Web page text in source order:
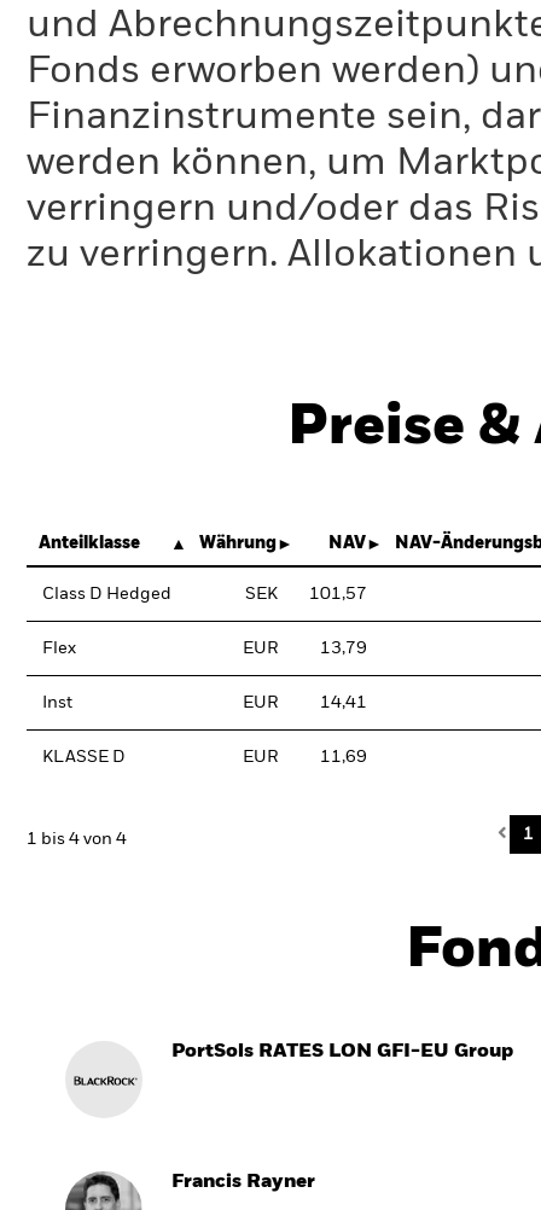
und
Fonds erworben werden)
Finanzinstrumente sein,
werden können, um
verringern und/oder das
zu verringern. Allokationen
Preise
Anteilklasse Währung NAV NAV-
Class D Hedged SEK 101,57
Flex EUR 13,79
Inst EUR 14,41
KLASSE D EUR 11,69
1 bis 4 von 4 1
PortSols RATES LON GFI-EU Group
Francis Rayner